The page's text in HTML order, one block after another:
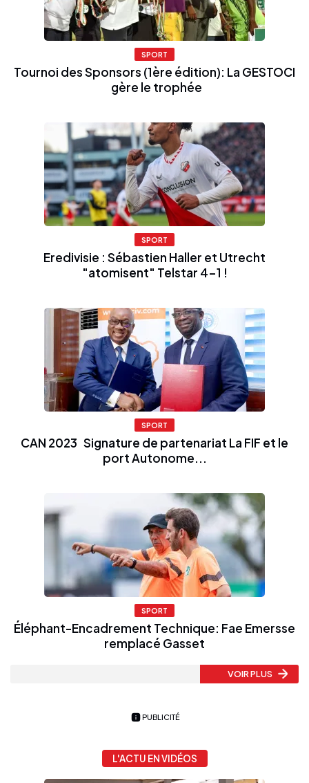
SPORT
Tournoi des Sponsors (1ère édition): La GESTOCI
gère le trophée
SPORT
Eredivisie : Sébastien Haller et Utrecht
"atomisent" Telstar 4-1 !
SPORT
CAN 2023 Signature de partenariat La FIF et le
port Autonome...
SPORT
Éléphant-Encadrement Technique: Fae Emersse
remplacé Gasset
VOIR PLUS
PUBLICITÉ
L'ACTU EN VIDÉOS